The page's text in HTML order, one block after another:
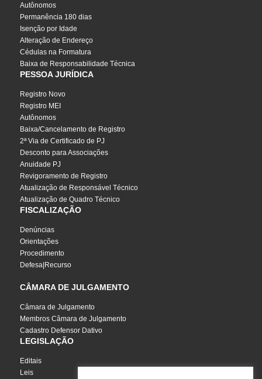
Autônomos
Permanência 180 dias
Isenção por Idade
Alteração de Endereço
Cédulas na Formatura
Baixa de Responsabilidade Técnica
PESSOA JURÍDICA
Registro Novo
Registro MEI
Autônomos
Baixa/Cancelamento de Registro
2ª Via de Certificado de PJ
Desconto para Associações
Anuidade PJ
Revigoramento de Registro
Atualização de Responsável Técnico
Atualização de Quadro Técnico
FISCALIZAÇÃO
Denúncias
Orientações
Procedimento
Defesa|Recurso
CÂMARA DE JULGAMENTO
Câmara de Julgamento
Membros Câmara de Julgamento
Cadastro Defensor Dativo
LEGISLAÇÃO
Editais
Leis